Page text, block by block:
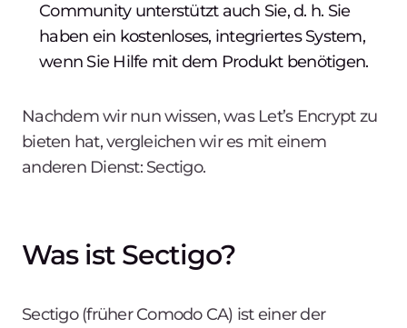
Community unterstützt auch Sie, d. h. Sie
haben ein kostenloses, integriertes System,
wenn Sie Hilfe mit dem Produkt benötigen.
Nachdem wir nun wissen, was Let’s Encrypt zu
bieten hat, vergleichen wir es mit einem
anderen Dienst: Sectigo.
Was ist Sectigo?
Sectigo (früher Comodo CA) ist einer der